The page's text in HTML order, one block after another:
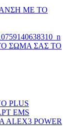
ΜΕ ΤΟ
ΣΩΜΑ ΣΑΣ ΤΟ
PLUS
EMS
ALEX3 POWER